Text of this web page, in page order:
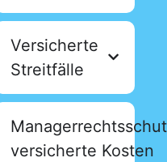
Versicherte
Streitfälle
versicherte Kosten